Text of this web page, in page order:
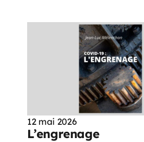
12 mai 2026
L’engrenage